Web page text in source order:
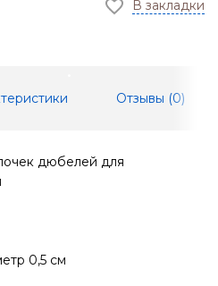
В закладки
Отзывы (0)
дюбелей для
0,5 см